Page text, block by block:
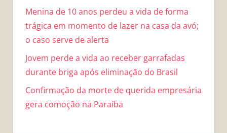
Menina de 10 anos perdeu a vida de forma
trágica em momento de lazer na casa da avó;
o caso serve de alerta
Jovem perde a vida ao receber garrafadas
durante briga após eliminação do Brasil
Confirmação da morte de querida empresária
gera comoção na Paraíba